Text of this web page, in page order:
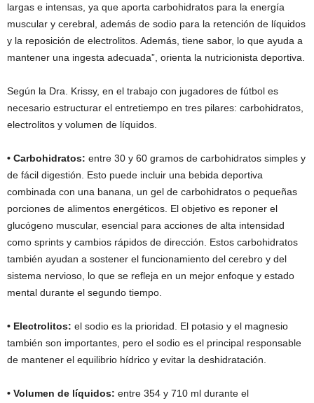
largas e intensas, ya que aporta carbohidratos para la energía
muscular y cerebral, además de sodio para la retención de líquidos
y la reposición de electrolitos. Además, tiene sabor, lo que ayuda a
mantener una ingesta adecuada”, orienta la nutricionista deportiva.
Según la Dra. Krissy, en el trabajo con jugadores de fútbol es
necesario estructurar el entretiempo en tres pilares: carbohidratos,
electrolitos y volumen de líquidos.
• Carbohidratos: entre 30 y 60 gramos de carbohidratos simples y
de fácil digestión. Esto puede incluir una bebida deportiva
combinada con una banana, un gel de carbohidratos o pequeñas
porciones de alimentos energéticos. El objetivo es reponer el
glucógeno muscular, esencial para acciones de alta intensidad
como sprints y cambios rápidos de dirección. Estos carbohidratos
también ayudan a sostener el funcionamiento del cerebro y del
sistema nervioso, lo que se refleja en un mejor enfoque y estado
mental durante el segundo tiempo.
• Electrolitos: el sodio es la prioridad. El potasio y el magnesio
también son importantes, pero el sodio es el principal responsable
de mantener el equilibrio hídrico y evitar la deshidratación.
• Volumen de líquidos: entre 354 y 710 ml durante el